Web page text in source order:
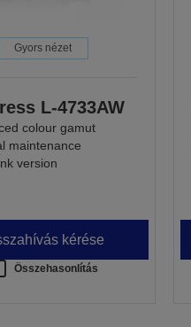
Gyors nézet
L-4733AW
colour gamut
maintenance
version
kérése
Összehasonlítás